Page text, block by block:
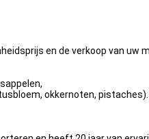
en de verkoop van uw
okkernoten,